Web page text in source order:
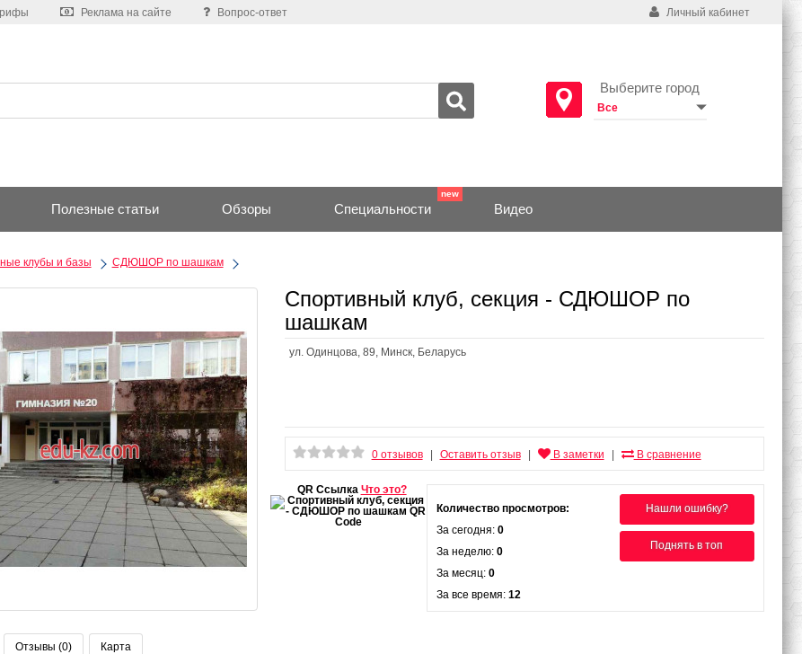
Реклама на сайте Вопрос-ответ Личный кабинет
Выберите город
Полезные статьи Обзоры Специальности Видео
клубы и базы СДЮШОР по шашкам
Спортивный клуб, секция - СДЮШОР по
шашкам
ул. Одинцова, 89, Минск, Беларусь
0 отзывов Оставить отзыв В заметки В сравнение
QR Ссылка Что это?
Нашли ошибку?
Поднять в топ
Количество просмотров:
За сегодня: 0
За неделю: 0
За месяц: 0
За все время: 12
Отзывы (0) Карта